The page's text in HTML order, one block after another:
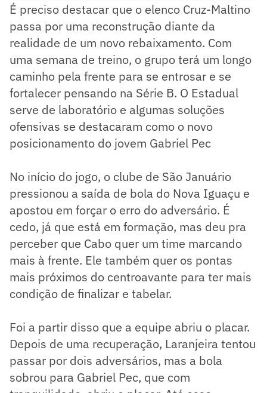
É preciso destacar que o elenco Cruz-Maltino
passa por uma reconstrução diante da
realidade de um novo rebaixamento. Com
uma semana de treino, o grupo terá um longo
caminho pela frente para se entrosar e se
fortalecer pensando na Série B. O Estadual
serve de laboratório e algumas soluções
ofensivas se destacaram como o novo
posicionamento do jovem Gabriel Pec
No início do jogo, o clube de São Januário
pressionou a saída de bola do Nova Iguaçu e
apostou em forçar o erro do adversário. É
cedo, já que está em formação, mas deu pra
perceber que Cabo quer um time marcando
mais à frente. Ele também quer os pontas
mais próximos do centroavante para ter mais
condição de finalizar e tabelar.
Foi a partir disso que a equipe abriu o placar.
Depois de uma recuperação, Laranjeira tentou
passar por dois adversários, mas a bola
sobrou para Gabriel Pec, que com